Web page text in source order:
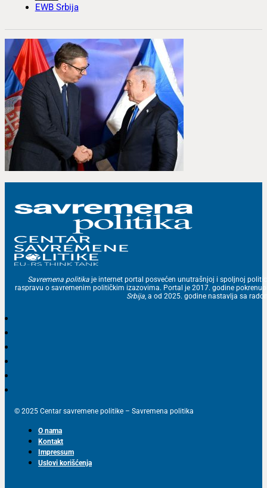
EWB Srbija
Savremena politika je internet portal posvećen unutrašnjoj i spoljnoj
raspravu o savremenim političkim izazovima. Portal je 2017. godine
Srbija, a od 2025. godine nastavlja sa
© 2025 Centar savremene politike – Savremena politika
O nama
Kontakt
Impressum
Uslovi korišćenja